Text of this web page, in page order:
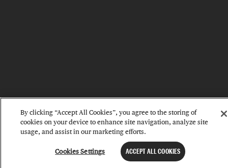
By clicking “Accept All Cookies”, you agree to the storing of
cookies on your device to enhance site navigation, analyze site
usage, and assist in our marketing efforts.
Cookies Settings ACCEPT ALL COOKIES